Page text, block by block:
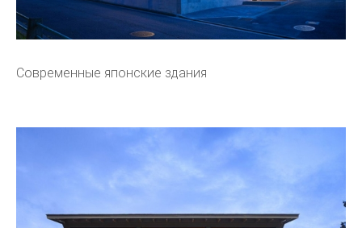
Современные японские здания